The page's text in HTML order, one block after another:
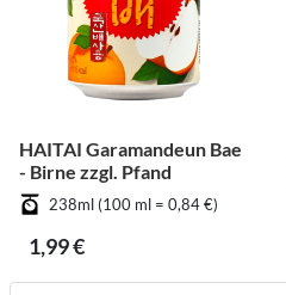
HAITAI Garamandeun Bae
- Birne zzgl. Pfand
238ml (100 ml = 0,84 €)
1,99 €